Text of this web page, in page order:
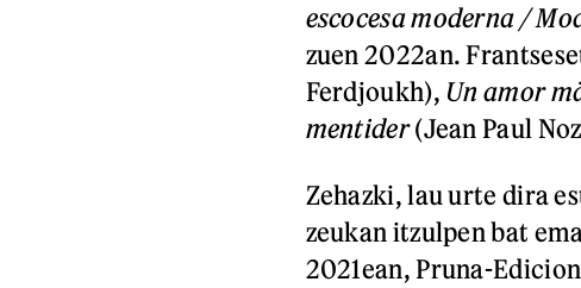
escocesa moderna /
zuen 2022an.
Ferdjoukh), Un amor
mentider(Jean Paul
Zehazki, lau urte dira
zeukan itzulpen bat
2021ean, Pruna-